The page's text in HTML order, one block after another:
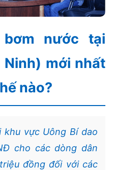
nước tại
Ninh) mới nhất
nào?
khu vực Uông Bí dao
cho các dòng dân
đồng đối với các